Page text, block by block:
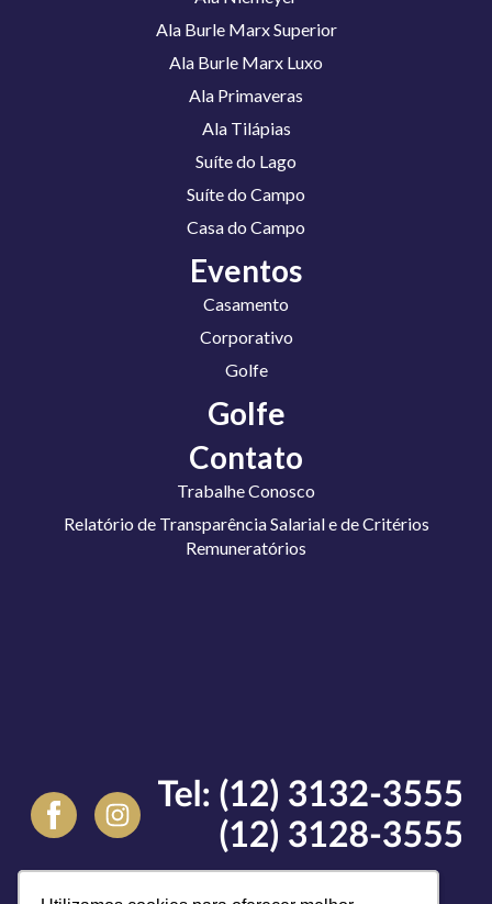
Ala Burle Marx Superior
Ala Burle Marx Luxo
Ala Primaveras
Ala Tilápias
Suíte do Lago
Suíte do Campo
Casa do Campo
Eventos
Casamento
Corporativo
Golfe
Golfe
Contato
Trabalhe Conosco
Relatório de Transparência Salarial e de Critérios
Remuneratórios